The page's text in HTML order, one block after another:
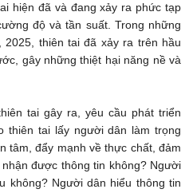
hiện đã và đang xảy ra phức tạp
độ và tần suất. Trong những
2025, thiên tai đã xảy ra trên hầu
gây những thiệt hại năng nề và
tai gây ra, yêu cầu phát triển
thiên tai lấy người dân làm trọng
tâm, đẩy mạnh về thực chất, đảm
được thông tin không? Người
không? Người dân hiểu thông tin